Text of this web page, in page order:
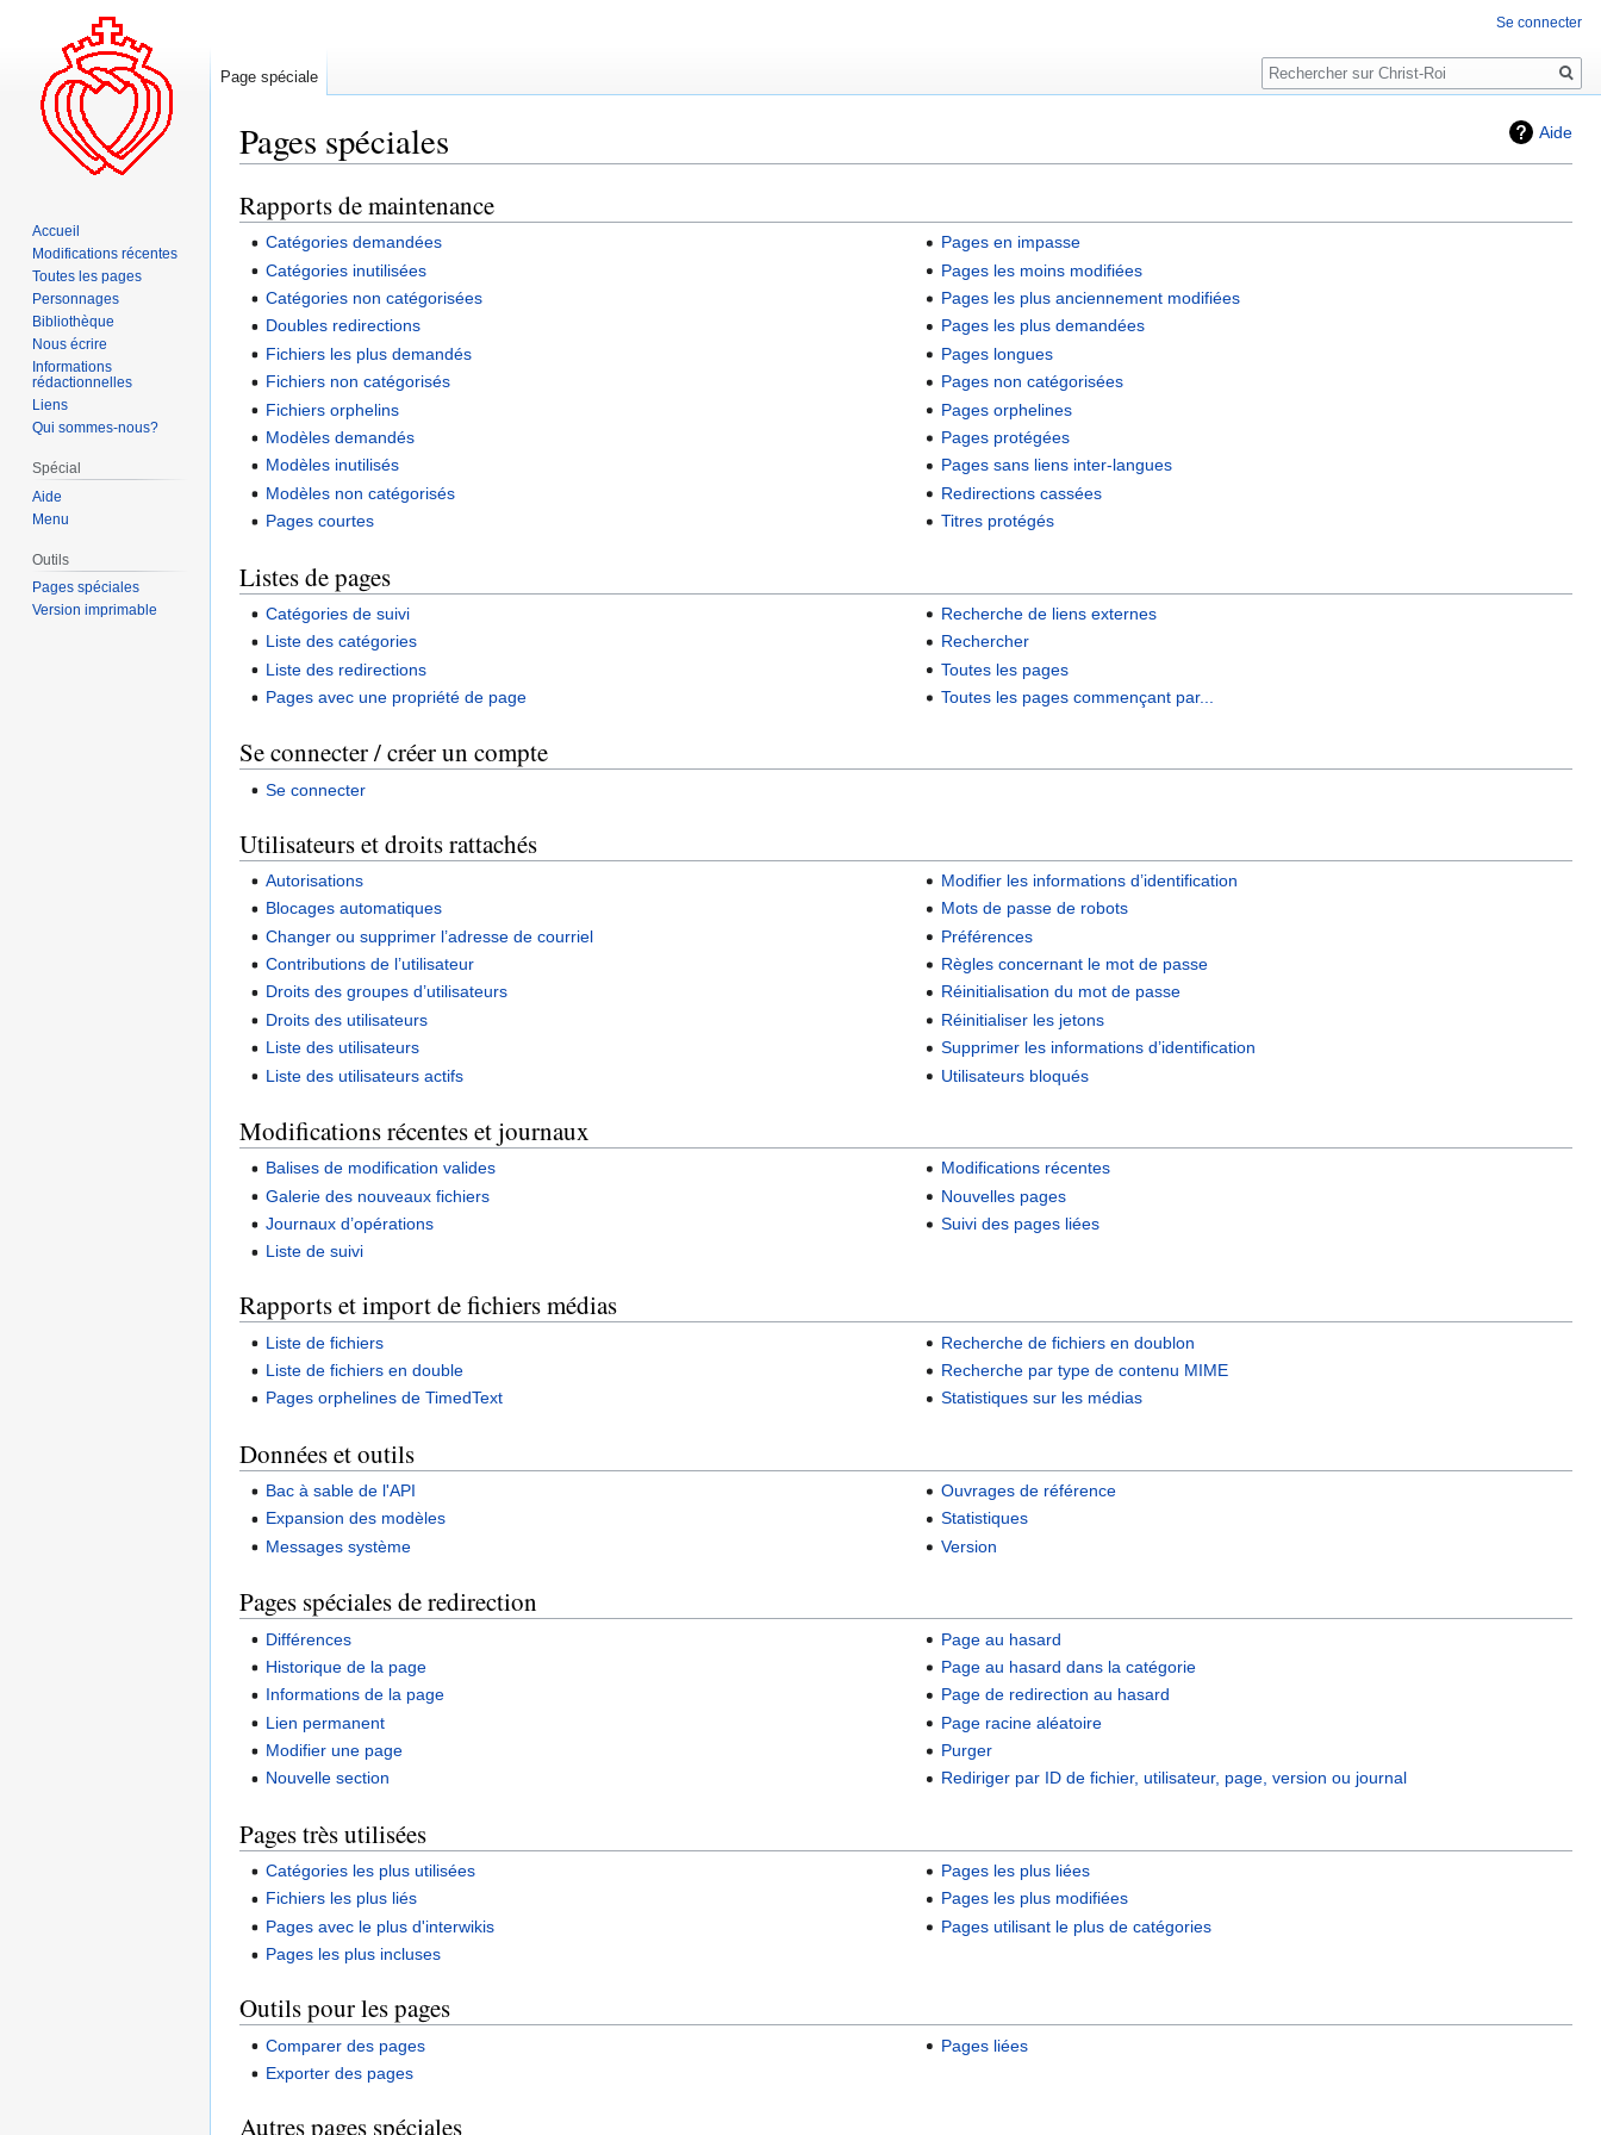
Aide
Pages spéciales
Aller
à
navigation
Aller
à
recherche
Rapports de maintenance
Catégories demandées
Catégories inutilisées
Catégories non catégorisées
Doubles redirections
Fichiers les plus demandés
Fichiers non catégorisés
Fichiers orphelins
Modèles demandés
Modèles inutilisés
Modèles non catégorisés
Pages courtes
Pages en impasse
Pages les moins modifiées
Pages les plus anciennement modifiées
Pages les plus demandées
Pages longues
Pages non catégorisées
Pages orphelines
Pages protégées
Pages sans liens inter-langues
Redirections cassées
Titres protégés
Listes de pages
Catégories de suivi
Liste des catégories
Liste des redirections
Pages avec une propriété de page
Recherche de liens externes
Rechercher
Toutes les pages
Toutes les pages commençant par...
Se connecter / créer un compte
Se connecter
Utilisateurs et droits rattachés
Autorisations
Blocages automatiques
Changer ou supprimer l’adresse de courriel
Contributions de l’utilisateur
Droits des groupes d’utilisateurs
Droits des utilisateurs
Liste des utilisateurs
Liste des utilisateurs actifs
Modifier les informations d’identification
Mots de passe de robots
Préférences
Règles concernant le mot de passe
Réinitialisation du mot de passe
Réinitialiser les jetons
Supprimer les informations d’identification
Utilisateurs bloqués
Modifications récentes et journaux
Balises de modification valides
Galerie des nouveaux fichiers
Journaux d’opérations
Liste de suivi
Modifications récentes
Nouvelles pages
Suivi des pages liées
Rapports et import de fichiers médias
Liste de fichiers
Liste de fichiers en double
Pages orphelines de TimedText
Recherche de fichiers en doublon
Recherche par type de contenu MIME
Statistiques sur les médias
Données et outils
Bac à sable de l'API
Expansion des modèles
Messages système
Ouvrages de référence
Statistiques
Version
Pages spéciales de redirection
Différences
Historique de la page
Informations de la page
Lien permanent
Modifier une page
Nouvelle section
Page au hasard
Page au hasard dans la catégorie
Page de redirection au hasard
Page racine aléatoire
Purger
Rediriger par ID de fichier, utilisateur, page, version ou journal
Pages très utilisées
Catégories les plus utilisées
Fichiers les plus liés
Pages avec le plus d'interwikis
Pages les plus incluses
Pages les plus liées
Pages les plus modifiées
Pages utilisant le plus de catégories
Outils pour les pages
Comparer des pages
Exporter des pages
Pages liées
Autres pages spéciales
Se connecter
Page spéciale
Rechercher
Accueil
Modifications récentes
Toutes les pages
Personnages
Bibliothèque
Nous écrire
Informations
rédactionnelles
Liens
Qui sommes-nous?
Spécial
Aide
Menu
Outils
Pages spéciales
Version imprimable